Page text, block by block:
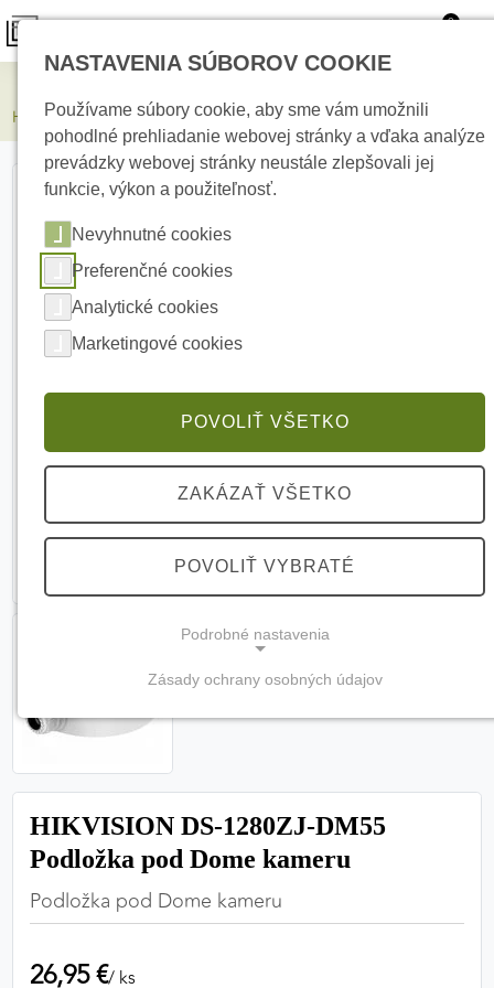
0
HIKVISION DS-1280ZJ-DM55 Podložka pod Dome kameru
HIKVISION DS-1280ZJ-DM55
Podložka pod Dome kameru
Podložka pod Dome kameru
26,95 €/ ks
NASTAVENIA SÚBOROV COOKIE
Používame súbory cookie, aby sme vám umožnili
pohodlné prehliadanie webovej stránky a vďaka analýze
prevádzky webovej stránky neustále zlepšovali jej
funkcie, výkon a použiteľnosť.
Nevyhnutné cookies
Preferenčné cookies
Analytické cookies
Marketingové cookies
POVOLIŤ VŠETKO
ZAKÁZAŤ VŠETKO
POVOLIŤ VYBRATÉ
Podrobné nastavenia
(vždy aktívne, nemožno vypnúť)
Tieto cookies sú potrebné na správne fungovanie
zabezpečiť jej plnú funkčnosť.
PREFERENČNÉ COOKIES
Zásady ochrany osobných údajov